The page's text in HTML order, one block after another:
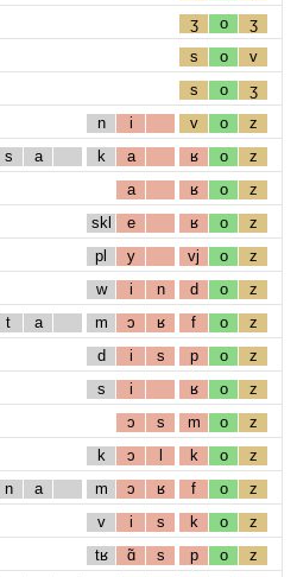
ʒ o ʒ
s o v
s o ʒ
n i v o z
s a k a ʁ o z
a ʁ o z
skl e ʁ o z
pl y vj o z
w i n d o z
t a m ɔ ʁ f o z
d i s p o z
s i ʁ o z
ɔ s m o z
k ɔ l k o z
n a m ɔ ʁ f o z
v i s k o z
tʁ ɑ̃ s p o z